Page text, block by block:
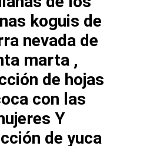
koguis de
nevada de
marta ,
de hojas
con las
Y
de yuca